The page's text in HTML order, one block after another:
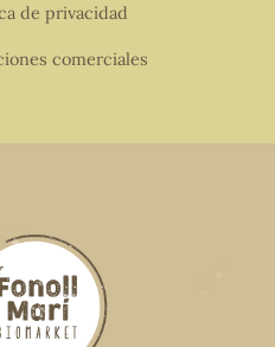
de privacidad
comerciales